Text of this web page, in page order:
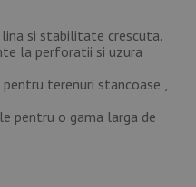
si stabilitate crescuta.
la perforatii si uzura
terenuri stancoase ,
pentru o gama larga de